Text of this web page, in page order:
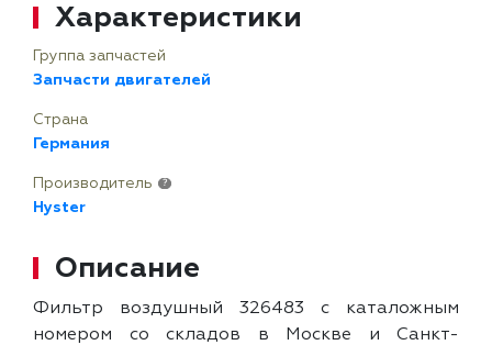
Характеристики
Группа запчастей
Запчасти двигателей
Страна
Германия
Производитель ?
Hyster
Описание
Фильтр воздушный 326483 с каталожным
номером со складов в Москве и Санкт-